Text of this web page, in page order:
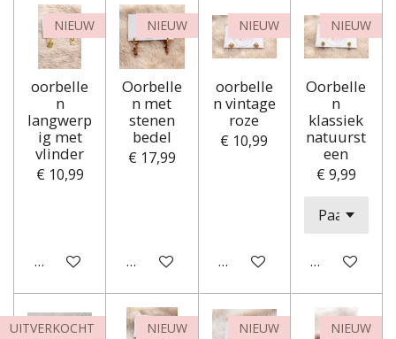
NIEUW
oorbelle
n
langwerp
ig met
vlinder
€ 10,99
In winkelwagen
NIEUW
Oorbelle
n met
stenen
bedel
€ 17,99
In winkelwagen
NIEUW
oorbelle
n vintage
roze
€ 10,99
In winkelwagen
NIEUW
Oorbelle
n
klassiek
natuurst
een
€ 9,99
In
UITVERKOCHT NIEUW NIEUW NIEUW